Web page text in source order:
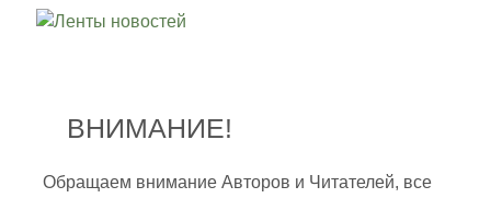
ВНИМАНИЕ!
Обращаем внимание Авторов и Читателей, все